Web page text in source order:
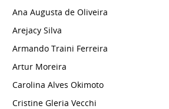
Ana Augusta de Oliveira
Arejacy Silva
Armando Traini Ferreira
Artur Moreira
Carolina Alves Okimoto
Cristine Gleria Vecchi